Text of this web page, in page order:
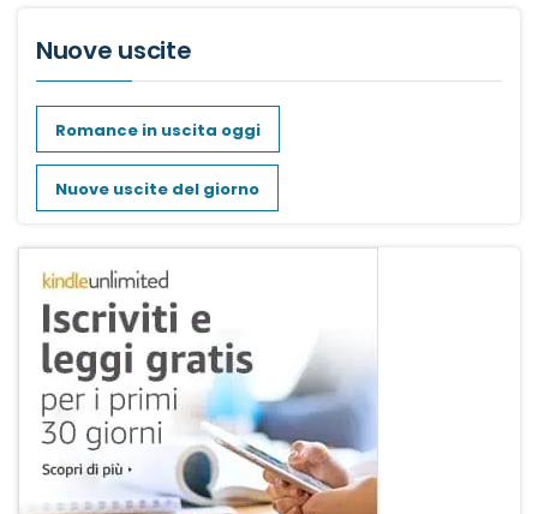
Nuove uscite
Romance in uscita oggi
Nuove uscite del giorno